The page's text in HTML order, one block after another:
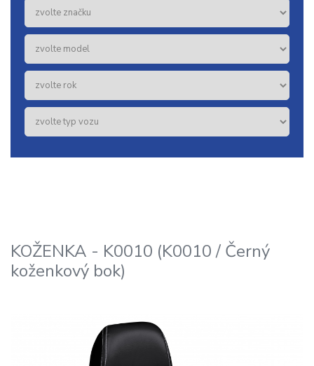
KOŽENKA - K0010 (K0010 / Černý
koženkový bok)